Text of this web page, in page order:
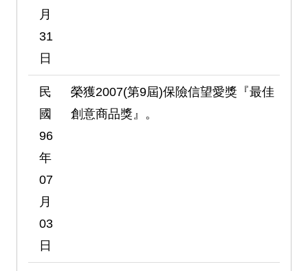
月
31
日
民
國
96
年
07
月
03
日
榮獲2007(第9屆)保險信望愛獎『最佳
創意商品獎』。